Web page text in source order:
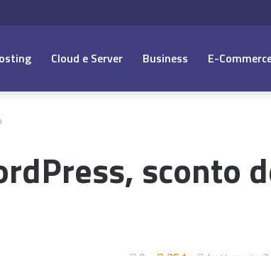
Cloud e Server Business E-
sconto